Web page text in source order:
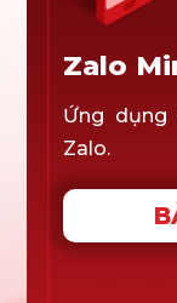
Zalo
Ứng dụng
Zalo.